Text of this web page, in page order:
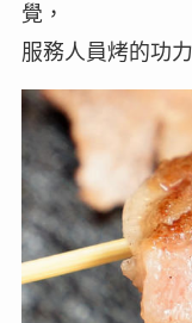
覺，
服務人員烤的功